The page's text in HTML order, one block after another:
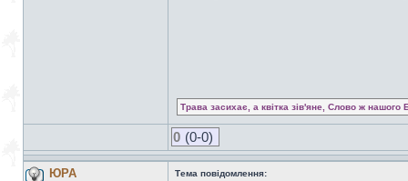
Трава засихає, а квітка зів'яне, Слово ж нашого
0 (0-0)
ЮРА Тема повідомлення: